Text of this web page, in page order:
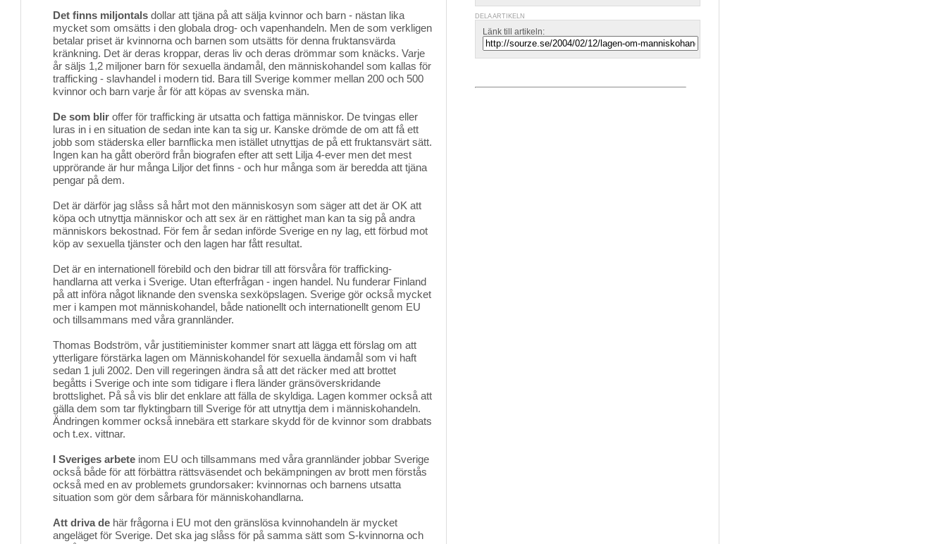
Det finns miljontals dollar att tjäna på att sälja kvinnor och barn - nästan lika
mycket som omsätts i den globala drog- och vapenhandeln. Men de som verkligen
betalar priset är kvinnorna och barnen som utsätts för denna fruktansvärda
kränkning. Det är deras kroppar, deras liv och deras drömmar som knäcks. Varje
år säljs 1,2 miljoner barn för sexuella ändamål, den människohandel som kallas för
trafficking - slavhandel i modern tid. Bara till Sverige kommer mellan 200 och 500
kvinnor och barn varje år för att köpas av svenska män.
De som blir offer för trafficking är utsatta och fattiga människor. De tvingas eller
luras in i en situation de sedan inte kan ta sig ur. Kanske drömde de om att få ett
jobb som städerska eller barnflicka men istället utnyttjas de på ett fruktansvärt sätt.
Ingen kan ha gått oberörd från biografen efter att sett Lilja 4-ever men det mest
upprörande är hur många Liljor det finns - och hur många som är beredda att tjäna
pengar på dem.
Det är därför jag slåss så hårt mot den människosyn som säger att det är OK att
köpa och utnyttja människor och att sex är en rättighet man kan ta sig på andra
människors bekostnad. För fem år sedan införde Sverige en ny lag, ett förbud mot
köp av sexuella tjänster och den lagen har fått resultat.
Det är en internationell förebild och den bidrar till att försvåra för trafficking-
handlarna att verka i Sverige. Utan efterfrågan - ingen handel. Nu funderar Finland
på att införa något liknande den svenska sexköpslagen. Sverige gör också mycket
mer i kampen mot människohandel, både nationellt och internationellt genom EU
och tillsammans med våra grannländer.
Thomas Bodström, vår justitieminister kommer snart att lägga ett förslag om att
ytterligare förstärka lagen om Människohandel för sexuella ändamål som vi haft
sedan 1 juli 2002. Den vill regeringen ändra så att det räcker med att brottet
begåtts i Sverige och inte som tidigare i flera länder gränsöverskridande
brottslighet. På så vis blir det enklare att fälla de skyldiga. Lagen kommer också att
gälla dem som tar flyktingbarn till Sverige för att utnyttja dem i människohandeln.
Ändringen kommer också innebära ett starkare skydd för de kvinnor som drabbats
och t.ex. vittnar.
I Sveriges arbete inom EU och tillsammans med våra grannländer jobbar Sverige
också både för att förbättra rättsväsendet och bekämpningen av brott men förstås
också med en av problemets grundorsaker: kvinnornas och barnens utsatta
situation som gör dem sårbara för människohandlarna.
Att driva de här frågorna i EU mot den gränslösa kvinnohandeln är mycket
angeläget för Sverige. Det ska jag slåss för på samma sätt som S-kvinnorna och
DELA ARTIKELN
Länk till artikeln: